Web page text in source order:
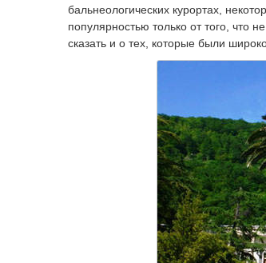
бальнеологических курортах,
популярностью только от того, что
сказать и о тех, которые были